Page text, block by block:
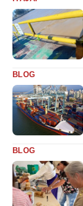
BLOG
BLOG